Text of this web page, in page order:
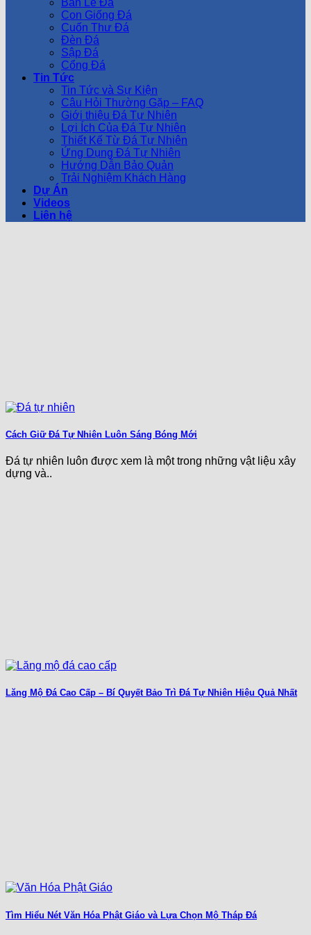
Bàn Lễ Đá
Con Giống Đá
Cuốn Thư Đá
Đèn Đá
Sập Đá
Cổng Đá
Tin Tức
Tin Tức và Sự Kiện
Câu Hỏi Thường Gặp – FAQ
Giới thiệu Đá Tự Nhiên
Lợi Ích Của Đá Tự Nhiên
Thiết Kế Từ Đá Tự Nhiên
Ứng Dụng Đá Tự Nhiên
Hướng Dẫn Bảo Quản
Trải Nghiệm Khách Hàng
Dự Án
Videos
Liên hệ
Cách Giữ Đá Tự Nhiên Luôn Sáng Bóng Mới
Đá tự nhiên luôn được xem là một trong những vật liệu xây
dựng và..
Lăng Mộ Đá Cao Cấp – Bí Quyết Bảo Trì Đá Tự Nhiên Hiệu Quả Nhất
Tìm Hiểu Nét Văn Hóa Phật Giáo và Lựa Chọn Mộ Tháp Đá